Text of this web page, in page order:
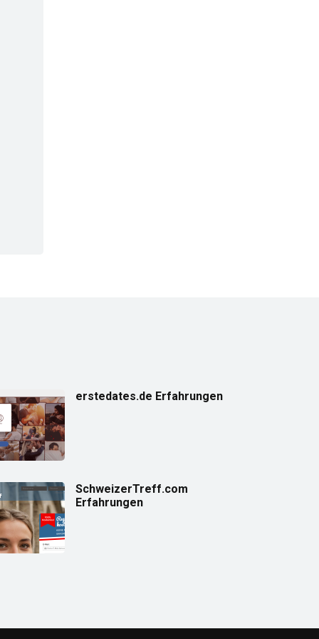
erstedates.de Erfahrungen
SchweizerTreff.com
Erfahrungen